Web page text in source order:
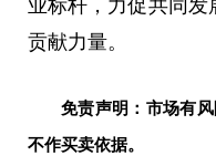
业标杆，力促共同
贡献力量。
免责声明：市场有
不作买卖依据。